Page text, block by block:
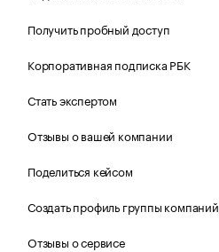
Получить пробный доступ
Корпоративная подписка РБК
Стать экспертом
Отзывы о вашей компании
Поделиться кейсом
Создать профиль группы компаний
Отзывы о сервисе